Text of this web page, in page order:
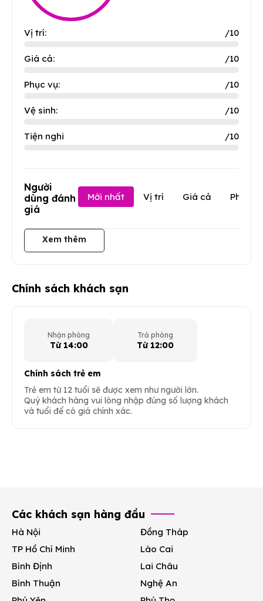
Vị trí: /10
Giá cả: /10
Phục vụ: /10
Vệ sinh: /10
Tiện nghi /10
Người
dùng đánh
giá
Mới nhất Vị trí Giá cả Phục
Xem thêm
Chính sách khách sạn
Nhận phòng
Từ 14:00
Trả phòng
Từ 12:00
Chính sách trẻ em
Trẻ em từ 12 tuổi sẽ được xem như người lớn.
Quý khách hàng vui lòng nhập đúng số lượng khách
và tuổi để có giá chính xác.
Các khách sạn hàng đầu
Hà Nội
TP Hồ Chí Minh
Bình Định
Bình Thuận
Đồng Tháp
Lào Cai
Lai Châu
Nghệ An